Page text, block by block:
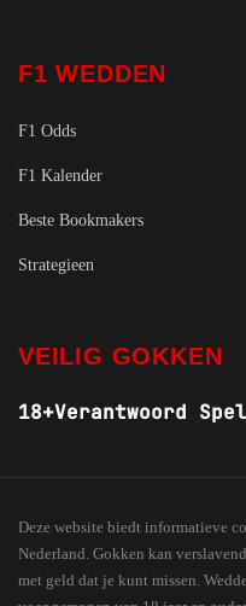
F1 WEDDEN
F1 Odds
F1 Kalender
Beste Bookmakers
Strategieen
VEILIG GOKKEN
18+Verantwoord
Deze website biedt informatieve
Nederland. Gokken kan
met geld dat je kunt missen.